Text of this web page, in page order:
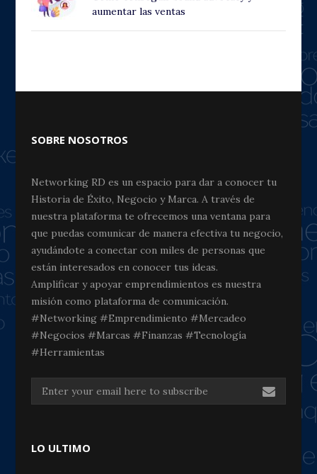
aumentar las ventas
SOBRE NOSOTROS
Networking RD es un espacio para dar a conocer tu
Historia de Éxito, Negocio y Marca. A través de
nuestra plataforma te ofrecemos una ventana para
que puedas comunicar de manera efectiva tu negocio,
ayudándote a conectar con miles de personas que
están interesados en conocer tus ideas.
Amplificar y apoyar emprendimientos es nuestra
misión como plataforma de comunicación.
#Networking #Emprendimiento #Mercadeo
#Negocios #Marcas #Finanzas #Tecnología
#Herramientas
LO ULTIMO